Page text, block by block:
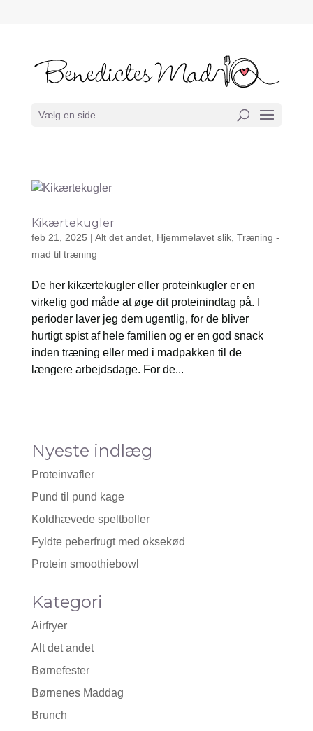
Vælg en side
Kikærtekugler
feb 21, 2025 | Alt det andet, Hjemmelavet slik, Træning -
mad til træning
De her kikærtekugler eller proteinkugler er en
virkelig god måde at øge dit proteinindtag på. I
perioder laver jeg dem ugentlig, for de bliver
hurtigt spist af hele familien og er en god snack
inden træning eller med i madpakken til de
længere arbejdsdage. For de...
Nyeste indlæg
Proteinvafler
Pund til pund kage
Koldhævede speltboller
Fyldte peberfrugt med oksekød
Protein smoothiebowl
Kategori
Airfryer
Alt det andet
Børnefester
Børnenes Maddag
Brunch